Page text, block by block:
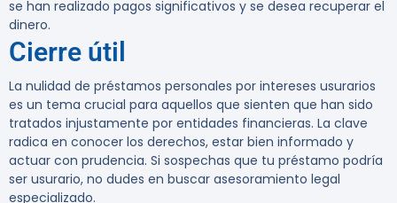
se han realizado pagos significativos y se desea recuperar el
dinero.
Cierre útil
La nulidad de préstamos personales por intereses usurarios
es un tema crucial para aquellos que sienten que han sido
tratados injustamente por entidades financieras. La clave
radica en conocer los derechos, estar bien informado y
actuar con prudencia. Si sospechas que tu préstamo podría
ser usurario, no dudes en buscar asesoramiento legal
especializado.